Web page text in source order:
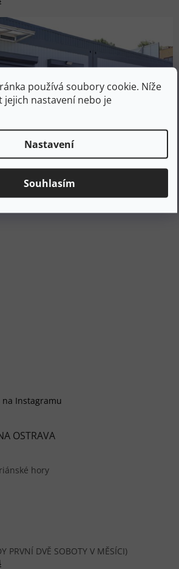
používá soubory cookie. Níže
jejich nastavení nebo je
Nastavení
Souhlasím
na Instagramu
OSTRAVA
hory
PRVNÍ DVĚ SOBOTY V MĚSÍCI)